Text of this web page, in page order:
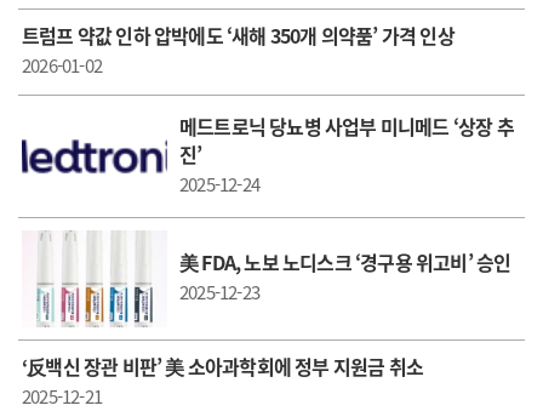
트럼프 약값 인하 압박에도 ‘새해 350개 의약품’ 가격 인상
2026-01-02
메드트로닉 당뇨병 사업부 미니메드 ‘상장 추
진’
2025-12-24
美 FDA, 노보 노디스크 ‘경구용 위고비’ 승인
2025-12-23
‘反백신 장관 비판’ 美 소아과학회에 정부 지원금 취소
2025-12-21